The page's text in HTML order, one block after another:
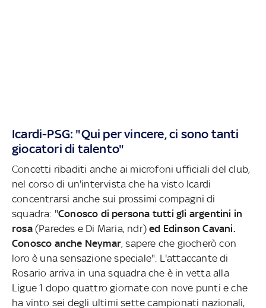
Icardi-PSG: "Qui per vincere, ci sono tanti
giocatori di talento"
Concetti ribaditi anche ai microfoni ufficiali del club,
nel corso di un'intervista che ha visto Icardi
concentrarsi anche sui prossimi compagni di
squadra: "Conosco di persona tutti gli argentini in
rosa (Paredes e Di Maria, ndr) ed Edinson Cavani.
Conosco anche Neymar, sapere che giocherò con
loro è una sensazione speciale". L'attaccante di
Rosario arriva in una squadra che è in vetta alla
Ligue 1 dopo quattro giornate con nove punti e che
ha vinto sei degli ultimi sette campionati nazionali,